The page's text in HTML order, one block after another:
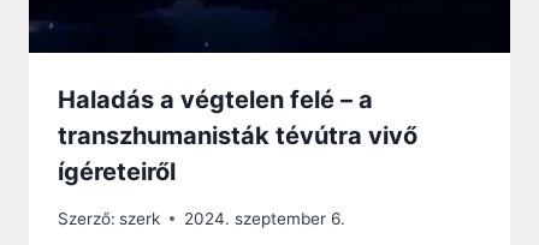
Haladás a végtelen felé – a
transzhumanisták tévútra vivő
ígéreteiről
Szerző: szerk 2024. szeptember 6.